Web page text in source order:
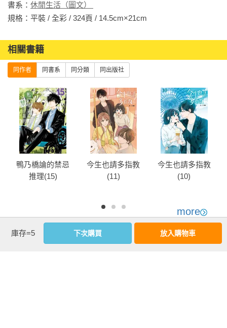
書系： 休閒生活（圖文）
規格：平裝 / 全彩 / 324頁 / 14.5cm×21cm
相關書籍
同作者 同書系 同分類 同出版社
鴨乃橋論的禁忌
推理(15)
今生也請多指教
(11)
今生也請多指教
(10)
more
優惠活動快訊
庫存=5 下次購買 放入購物車